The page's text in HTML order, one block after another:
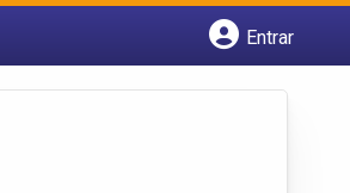
Entrar